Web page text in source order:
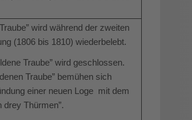
wird während der zweiten
(1806 bis 1810) wiederbelebt.
Traube” wird geschlossen.
Traube” bemühen sich
einer neuen Loge mit dem
drey Thürmen”.